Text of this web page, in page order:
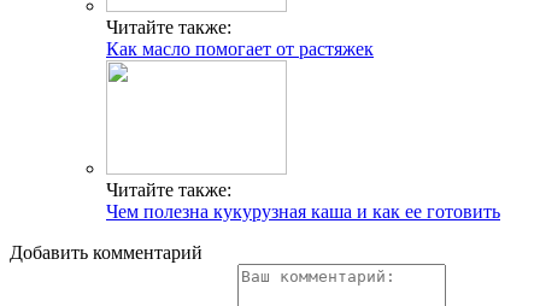
Читайте также:
Как масло помогает от растяжек
Читайте также:
Чем полезна кукурузная каша и как ее готовить
Добавить комментарий